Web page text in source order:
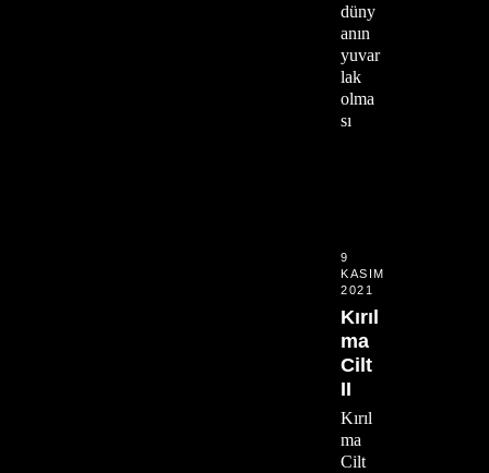
düny
anın
yuvar
lak
olma
sı
9
KASIM
2021
Kırıl
ma
Cilt
II
Kırıl
ma
Cilt